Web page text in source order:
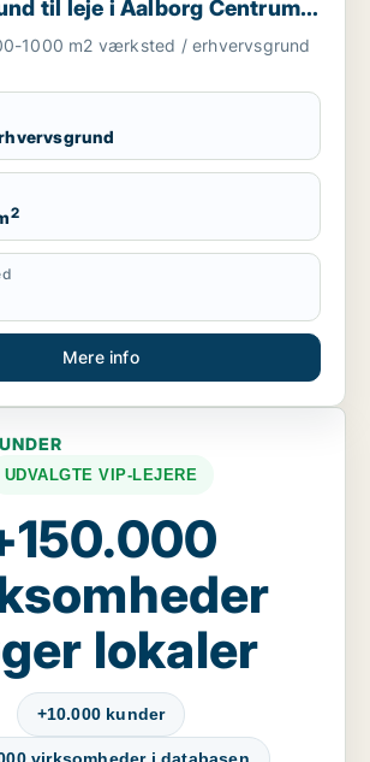
til leje i Aalborg Centrum,
Aalborg SØ m.fl.
1000 m2 værksted / erhvervsgrund
2
Mere info
UDVALGTE VIP-LEJERE
lokaler
+10.000 kunder